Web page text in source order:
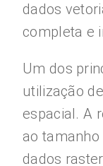
dados
completa e
Um dos
utilização
espacial. A
ao
dados